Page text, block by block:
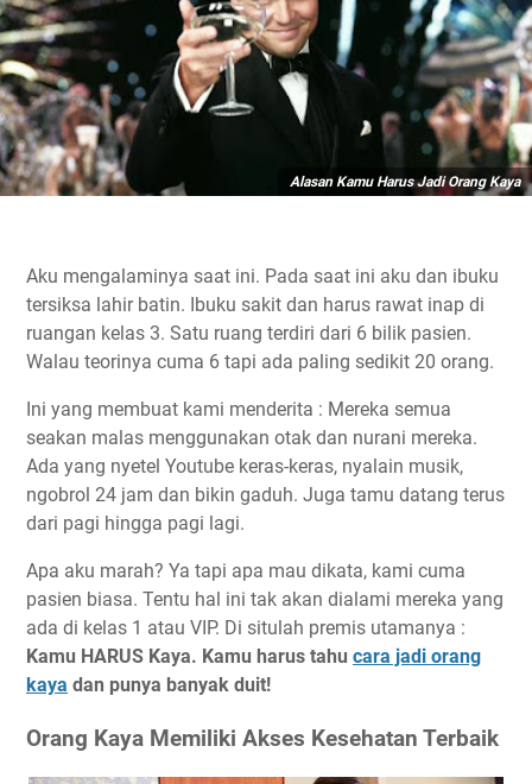
Alasan Kamu Harus Jadi Orang Kaya
Aku mengalaminya saat ini. Pada saat ini aku dan ibuku
tersiksa lahir batin. Ibuku sakit dan harus rawat inap di
ruangan kelas 3. Satu ruang terdiri dari 6 bilik pasien.
Walau teorinya cuma 6 tapi ada paling sedikit 20 orang.
Ini yang membuat kami menderita : Mereka semua
seakan malas menggunakan otak dan nurani mereka.
Ada yang nyetel Youtube keras-keras, nyalain musik,
ngobrol 24 jam dan bikin gaduh. Juga tamu datang terus
dari pagi hingga pagi lagi.
Apa aku marah? Ya tapi apa mau dikata, kami cuma
pasien biasa. Tentu hal ini tak akan dialami mereka yang
ada di kelas 1 atau VIP. Di situlah premis utamanya :
Kamu HARUS Kaya. Kamu harus tahu cara jadi orang
kaya dan punya banyak duit!
Orang Kaya Memiliki Akses Kesehatan Terbaik